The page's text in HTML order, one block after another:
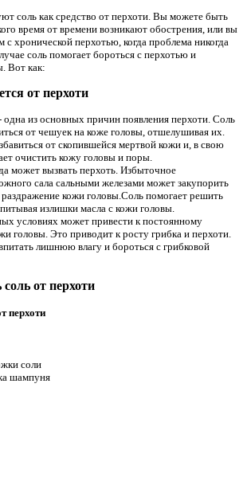
соль как средство от перхоти. Вы можете быть
время от времени возникают обострения, или вы
с хронической перхотью, когда проблема никогда
соль помогает бороться с перхотью и
Вот как:
от перхоти
одна из основных причин появления перхоти. Соль
от чешуек на коже головы, отшелушивая их.
от скопившейся мертвой кожи и, в свою
очистить кожу головы и поры.
может вызвать перхоть. Избыточное
сала сальными железами может закупорить
кожи головы.Соль помогает решить
излишки масла с кожи головы.
условиях может привести к постоянному
головы. Это приводит к росту грибка и перхоти.
лишнюю влагу и бороться с грибковой
от перхоти
перхоти
соли
шампуня